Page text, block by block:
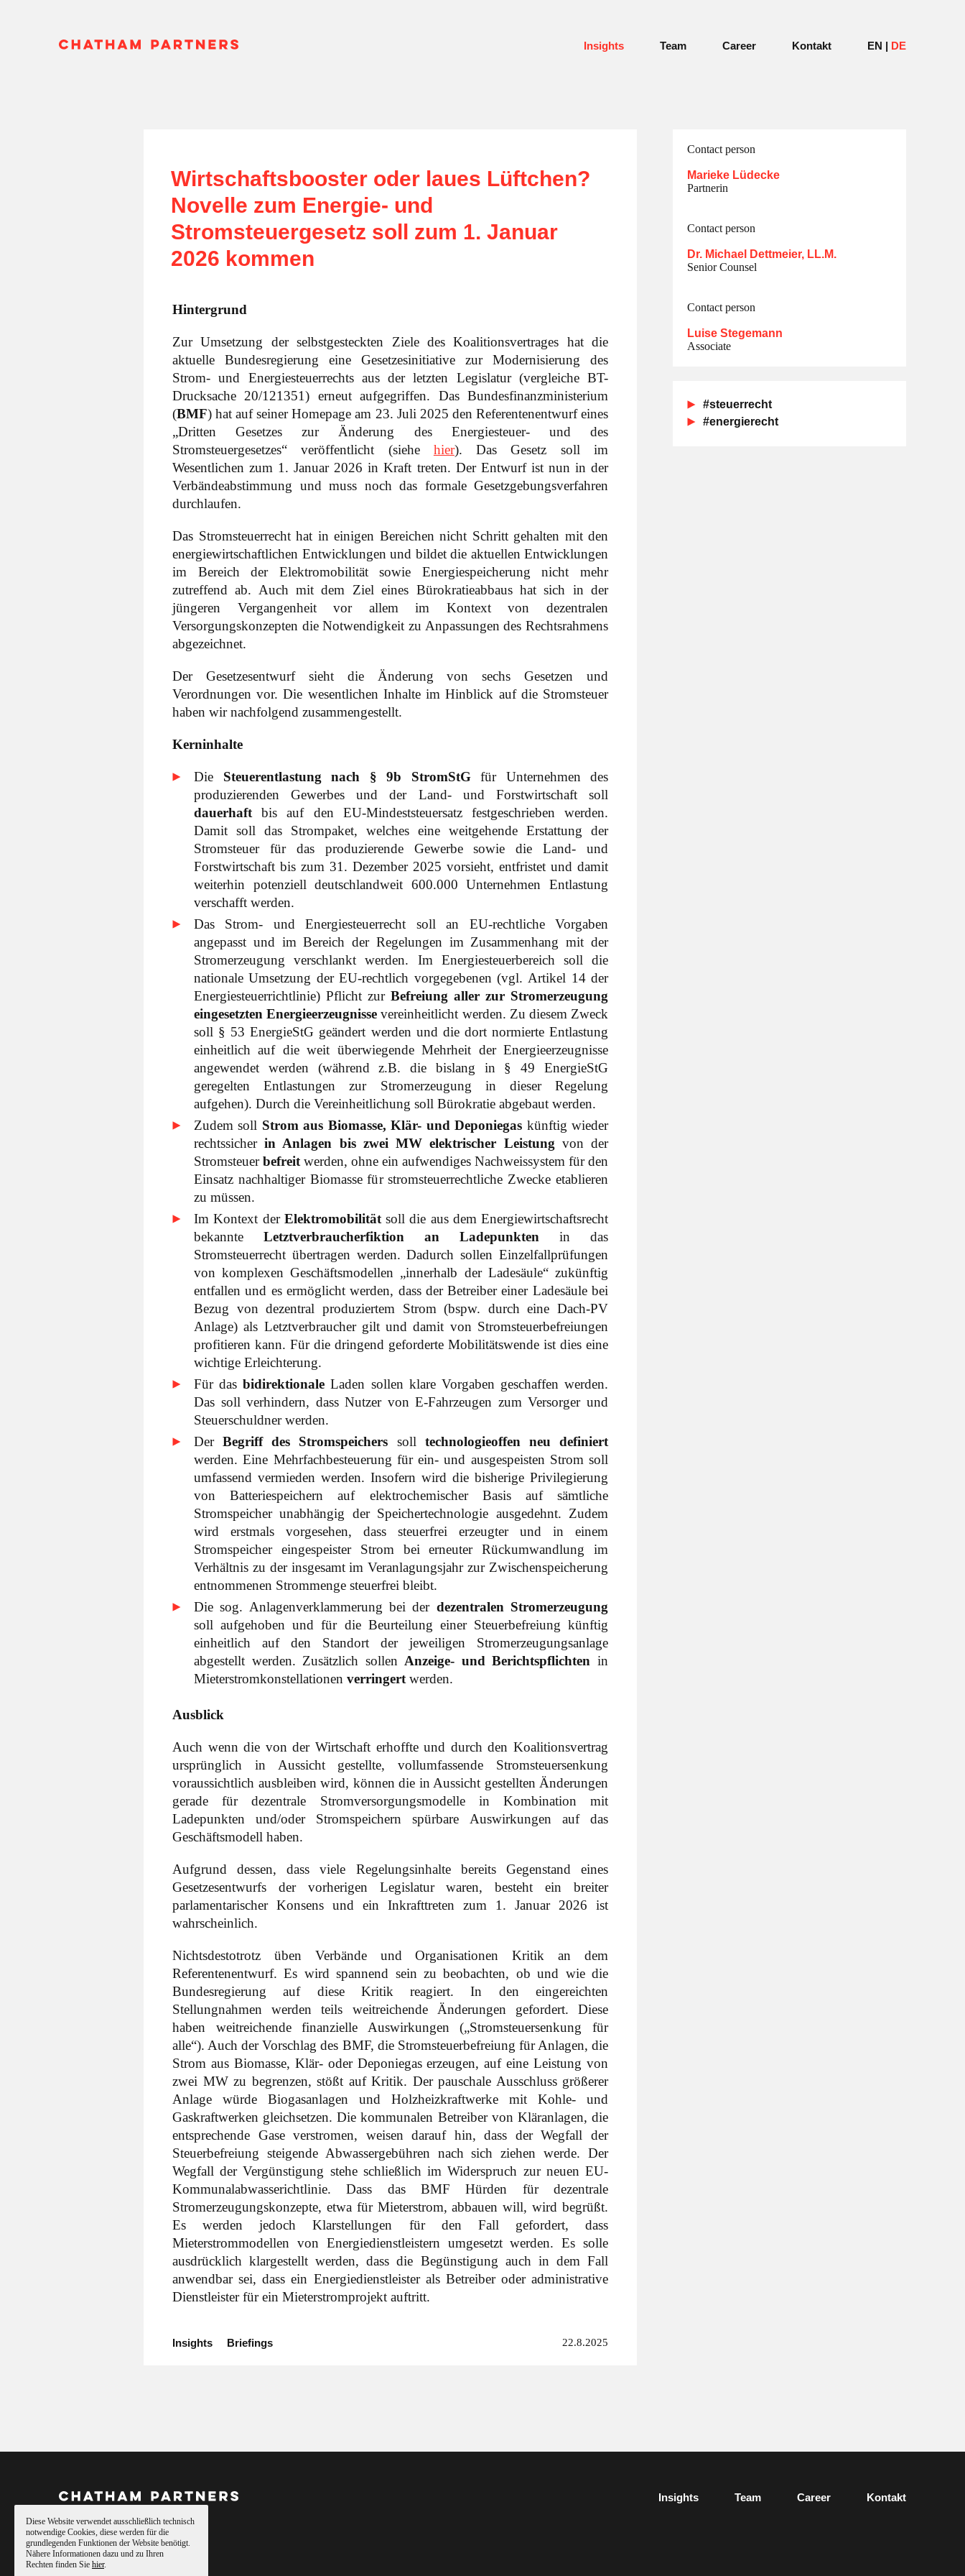
Insights Team Career Kontakt EN DE
Wirtschaftsbooster oder laues Lüftchen?
Novelle zum Energie- und
Stromsteuergesetz soll zum 1. Januar
2026 kommen
Hintergrund
Zur Umsetzung der selbstgesteckten Ziele des Koalitionsvertrages hat die
aktuelle Bundesregierung eine Gesetzesinitiative zur Modernisierung des
Strom- und Energiesteuerrechts aus der letzten Legislatur (vergleiche BT-
Drucksache 20/121351) erneut aufgegriffen. Das Bundesfinanzministerium
(BMF) hat auf seiner Homepage am 23. Juli 2025 den Referentenentwurf eines
„Dritten Gesetzes zur Änderung des Energiesteuer- und des
Stromsteuergesetzes“ veröffentlicht (siehe hier). Das Gesetz soll im
Wesentlichen zum 1. Januar 2026 in Kraft treten. Der Entwurf ist nun in der
Verbändeabstimmung und muss noch das formale Gesetzgebungsverfahren
durchlaufen.
Das Stromsteuerrecht hat in einigen Bereichen nicht Schritt gehalten mit den
energiewirtschaftlichen Entwicklungen und bildet die aktuellen Entwicklungen
im Bereich der Elektromobilität sowie Energiespeicherung nicht mehr
zutreffend ab. Auch mit dem Ziel eines Bürokratieabbaus hat sich in der
jüngeren Vergangenheit vor allem im Kontext von dezentralen
Versorgungskonzepten die Notwendigkeit zu Anpassungen des Rechtsrahmens
abgezeichnet.
Der Gesetzesentwurf sieht die Änderung von sechs Gesetzen und
Verordnungen vor. Die wesentlichen Inhalte im Hinblick auf die Stromsteuer
haben wir nachfolgend zusammengestellt.
Kerninhalte
Die Steuerentlastung nach § 9b StromStGfür Unternehmen des
produzierenden Gewerbes und der Land- und Forstwirtschaft soll
dauerhaft bis auf den EU-Mindeststeuersatz festgeschrieben werden.
Damit soll das Strompaket, welches eine weitgehende Erstattung der
Stromsteuer für das produzierende Gewerbe sowie die Land- und
Forstwirtschaft bis zum 31. Dezember 2025 vorsieht, entfristet und damit
weiterhin potenziell deutschlandweit 600.000 Unternehmen Entlastung
verschafft werden.
Das Strom- und Energiesteuerrecht soll an EU-rechtliche Vorgaben
angepasst und im Bereich der Regelungen im Zusammenhang mit der
Stromerzeugung verschlankt werden. Im Energiesteuerbereich soll die
nationale Umsetzung der EU-rechtlich vorgegebenen (vgl. Artikel 14 der
Energiesteuerrichtlinie) Pflicht zur Befreiung aller zur Stromerzeugung
eingesetzten Energieerzeugnisse vereinheitlicht werden. Zu diesem Zweck
soll § 53 EnergieStG geändert werden und die dort normierte Entlastung
einheitlich auf die weit überwiegende Mehrheit der Energieerzeugnisse
angewendet werden (während z.B. die bislang in § 49 EnergieStG
geregelten Entlastungen zur Stromerzeugung in dieser Regelung
aufgehen). Durch die Vereinheitlichung soll Bürokratie abgebaut werden.
Zudem soll Strom aus Biomasse, Klär- und Deponiegas künftig wieder
rechtssicherin Anlagen bis zwei MW elektrischer Leistung von der
Stromsteuerbefreit werden, ohne ein aufwendiges Nachweissystem für den
Einsatz nachhaltiger Biomasse für stromsteuerrechtliche Zwecke etablieren
zu müssen.
Im Kontext der Elektromobilität soll die aus dem Energiewirtschaftsrecht
bekannte Letztverbraucherfiktion an Ladepunkten in das
Stromsteuerrecht übertragen werden. Dadurch sollen Einzelfallprüfungen
von komplexen Geschäftsmodellen „innerhalb der Ladesäule“ zukünftig
entfallen und es ermöglicht werden, dass der Betreiber einer Ladesäule bei
Bezug von dezentral produziertem Strom (bspw. durch eine Dach-PV
Anlage) als Letztverbraucher gilt und damit von Stromsteuerbefreiungen
profitieren kann. Für die dringend geforderte Mobilitätswende ist dies eine
wichtige Erleichterung.
Für dasbidirektionaleLaden sollen klare Vorgaben geschaffen werden.
Das soll verhindern, dass Nutzer von E-Fahrzeugen zum Versorger und
Steuerschuldner werden.
DerBegriff des Stromspeichers soll technologieoffen neu definiert
werden. Eine Mehrfachbesteuerung für ein- und ausgespeisten Strom soll
umfassend vermieden werden. Insofern wird die bisherige Privilegierung
von Batteriespeichern auf elektrochemischer Basis auf sämtliche
Stromspeicher unabhängig der Speichertechnologie ausgedehnt. Zudem
wird erstmals vorgesehen, dass steuerfrei erzeugter und in einem
Stromspeicher eingespeister Strom bei erneuter Rückumwandlung im
Verhältnis zu der insgesamt im Veranlagungsjahr zur Zwischenspeicherung
entnommenen Strommenge steuerfrei bleibt.
Die sog. Anlagenverklammerung bei der dezentralen Stromerzeugung
soll aufgehoben und für die Beurteilung einer Steuerbefreiung künftig
einheitlich auf den Standort der jeweiligen Stromerzeugungsanlage
abgestellt werden. Zusätzlich sollen Anzeige- und Berichtspflichten in
Mieterstromkonstellationen verringert werden.
Ausblick
Auch wenn die von der Wirtschaft erhoffte und durch den Koalitionsvertrag
ursprünglich in Aussicht gestellte, vollumfassende Stromsteuersenkung
voraussichtlich ausbleiben wird, können die in Aussicht gestellten Änderungen
gerade für dezentrale Stromversorgungsmodelle in Kombination mit
Ladepunkten und/oder Stromspeichern spürbare Auswirkungen auf das
Geschäftsmodell haben.
Aufgrund dessen, dass viele Regelungsinhalte bereits Gegenstand eines
Gesetzesentwurfs der vorherigen Legislatur waren, besteht ein breiter
parlamentarischer Konsens und ein Inkrafttreten zum 1. Januar 2026 ist
wahrscheinlich.
Nichtsdestotrotz üben Verbände und Organisationen Kritik an dem
Referentenentwurf. Es wird spannend sein zu beobachten, ob und wie die
Bundesregierung auf diese Kritik reagiert. In den eingereichten
Stellungnahmen werden teils weitreichende Änderungen gefordert. Diese
haben weitreichende finanzielle Auswirkungen („Stromsteuersenkung für
alle“). Auch der Vorschlag des BMF, die Stromsteuerbefreiung für Anlagen, die
Strom aus Biomasse, Klär- oder Deponiegas erzeugen, auf eine Leistung von
zwei MW zu begrenzen, stößt auf Kritik. Der pauschale Ausschluss größerer
Anlage würde Biogasanlagen und Holzheizkraftwerke mit Kohle- und
Gaskraftwerken gleichsetzen. Die kommunalen Betreiber von Kläranlagen, die
entsprechende Gase verstromen, weisen darauf hin, dass der Wegfall der
Steuerbefreiung steigende Abwassergebühren nach sich ziehen werde. Der
Wegfall der Vergünstigung stehe schließlich im Widerspruch zur neuen EU-
Kommunalabwasserichtlinie. Dass das BMF Hürden für dezentrale
Stromerzeugungskonzepte, etwa für Mieterstrom, abbauen will, wird begrüßt.
Es werden jedoch Klarstellungen für den Fall gefordert, dass
Mieterstrommodellen von Energiedienstleistern umgesetzt werden. Es solle
ausdrücklich klargestellt werden, dass die Begünstigung auch in dem Fall
anwendbar sei, dass ein Energiedienstleister als Betreiber oder administrative
Dienstleister für ein Mieterstromprojekt auftritt.
Insights Briefings 22.8.2025
Contact person
Marieke Lüdecke
Partnerin
Contact person
Dr. Michael Dettmeier, LL.M.
Senior Counsel
Contact person
Luise Stegemann
Associate
#steuerrecht
#energierecht
Insights Team Career Kontakt
Diese Website verwendet ausschließlich technisch
notwendige Cookies, diese werden für die
grundlegenden Funktionen der Website benötigt.
Nähere Informationen dazu und zu Ihren
Rechten finden Sie hier.